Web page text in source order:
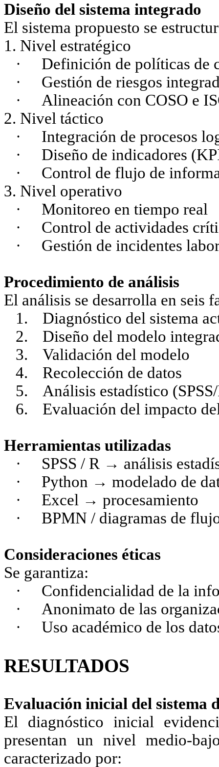
Diseño del sistema integrado
El sistema propuesto se
1. Nivel estratégico
·
Definición de políticas de
·
Gestión de riesgos
·
Alineación con COSO e
2. Nivel táctico
·
Integración de procesos
·
Diseño de indicadores
·
Control de flujo de
3. Nivel operativo
·
Monitoreo en tiempo real
·
Control de actividades
·
Gestión de incidentes
Procedimiento de análisis
El análisis se desarrolla en seis
1.
Diagnóstico del sistema
2.
Diseño del modelo
3.
Validación del modelo
4.
Recolección de datos
5.
Análisis estadístico
6.
Evaluación del impacto
Herramientas utilizadas
·
SPSS / R → análisis
·
Python → modelado de
·
Excel → procesamiento
·
BPMN / diagramas de
Consideraciones éticas
Se garantiza:
·
Confidencialidad de la
·
Anonimato de las
·
Uso académico de los
RESULTADOS
Evaluación inicial del sistema
El diagnóstico inicial
presentan un nivel medio-
caracterizado por: